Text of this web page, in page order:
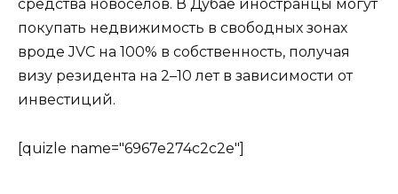
средства новоселов. В Дубае иностранцы могут
покупать недвижимость в свободных зонах
вроде JVC на 100% в собственность, получая
визу резидента на 2–10 лет в зависимости от
инвестиций.
[quizle name="6967e274c2c2e"]